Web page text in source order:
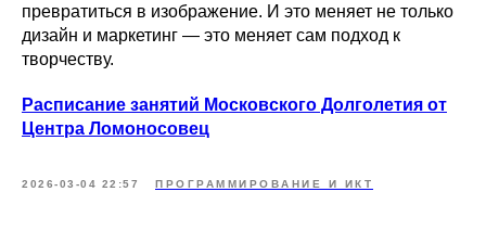
превратиться в изображение. И это меняет не только
дизайн и маркетинг — это меняет сам подход к
творчеству.
Расписание занятий Московского Долголетия от
Центра Ломоносовец
2026-03-04 22:57 ПРОГРАММИРОВАНИЕ И ИКТ